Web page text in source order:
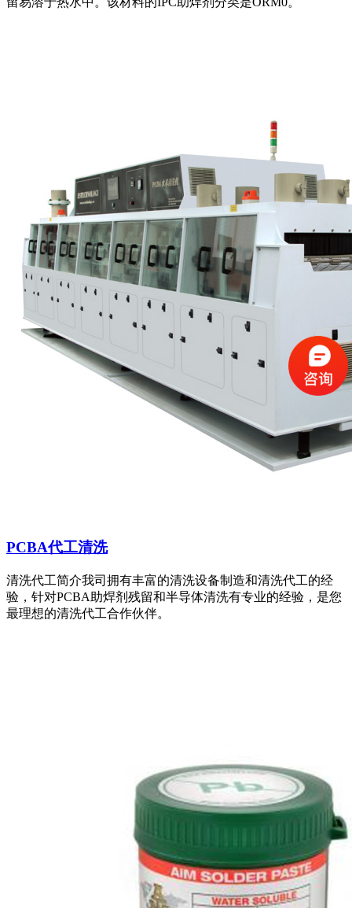
PCBA代工清洗
清洗代工简介我司拥有丰富的清洗设备制造和清洗代工的经
验，针对PCBA助焊剂残留和半导体清洗有专业的经验，是您
最理想的清洗代工合作伙伴。